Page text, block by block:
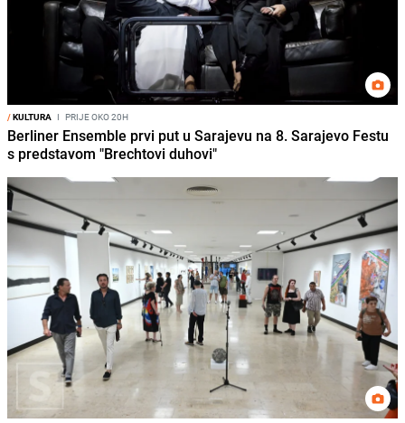
/KULTURA I PRIJE OKO 20H
Berliner Ensemble prvi put u Sarajevu na 8. Sarajevo Festu
s predstavom "Brechtovi duhovi"